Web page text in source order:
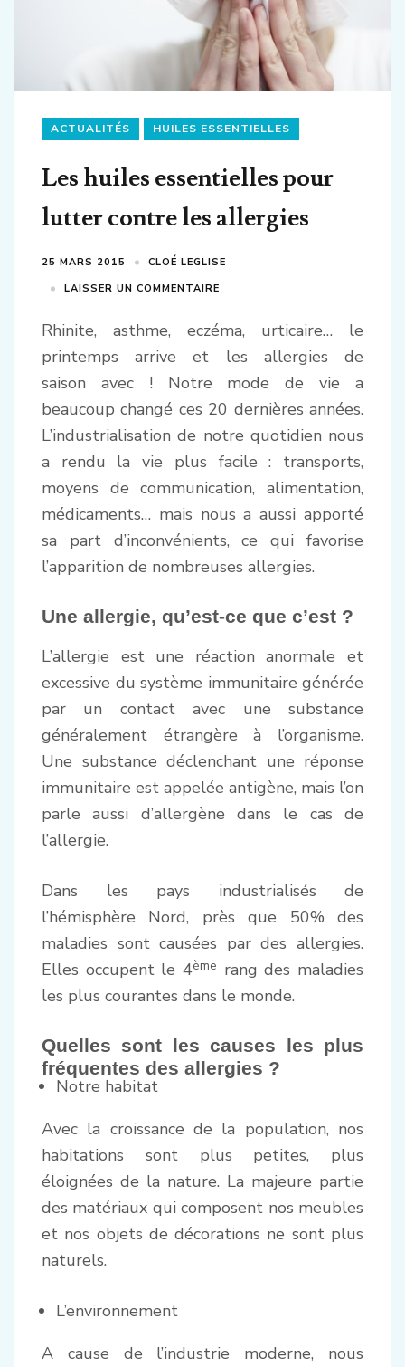
ACTUALITÉS HUILES ESSENTIELLES
Les huiles essentielles pour
lutter contre les allergies
25 MARS 2015
CLOÉ LEGLISE
LAISSER UN COMMENTAIRE
Rhinite, asthme, eczéma, urticaire… le
printemps arrive et les allergies de
saison avec ! Notre mode de vie a
beaucoup changé ces 20 dernières années.
L’industrialisation de notre quotidien nous
a rendu la vie plus facile : transports,
moyens de communication, alimentation,
médicaments… mais nous a aussi apporté
sa part d’inconvénients, ce qui favorise
l’apparition de nombreuses allergies.
Une allergie, qu’est-ce que c’est ?
L’allergie est une réaction anormale et
excessive du système immunitaire générée
par un contact avec une substance
généralement étrangère à l’organisme.
Une substance déclenchant une réponse
immunitaire est appelée antigène, mais l’on
parle aussi d’allergène dans le cas de
l’allergie.
Dans les pays industrialisés de
l’hémisphère Nord, près que 50% des
maladies sont causées par des allergies.
Elles occupent le 4ème rang des maladies
les plus courantes dans le monde.
Quelles sont les causes les plus
fréquentes des allergies ?
Notre habitat
Avec la croissance de la population, nos
habitations sont plus petites, plus
éloignées de la nature. La majeure partie
des matériaux qui composent nos meubles
et nos objets de décorations ne sont plus
naturels.
L’environnement
A cause de l’industrie moderne, nous